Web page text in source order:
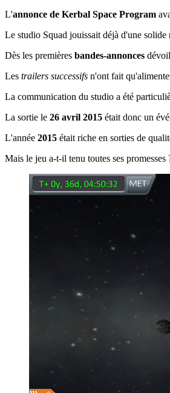
L'annonce de Kerbal Space Program
Le studio Squad jouissait déjà d'une
Dès les premières bandes-annonces
Les trailers successifs n'ont fait
La communication du studio a été
La sortie le 26 avril 2015 était donc un
L'année 2015 était riche en sorties de
Mais le jeu a-t-il tenu toutes ses